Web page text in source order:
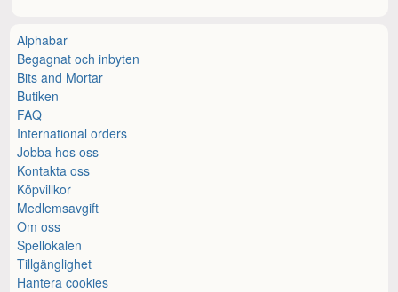
Alphabar
Begagnat och inbyten
Bits and Mortar
Butiken
FAQ
International orders
Jobba hos oss
Kontakta oss
Köpvillkor
Medlemsavgift
Om oss
Spellokalen
Tillgänglighet
Hantera cookies